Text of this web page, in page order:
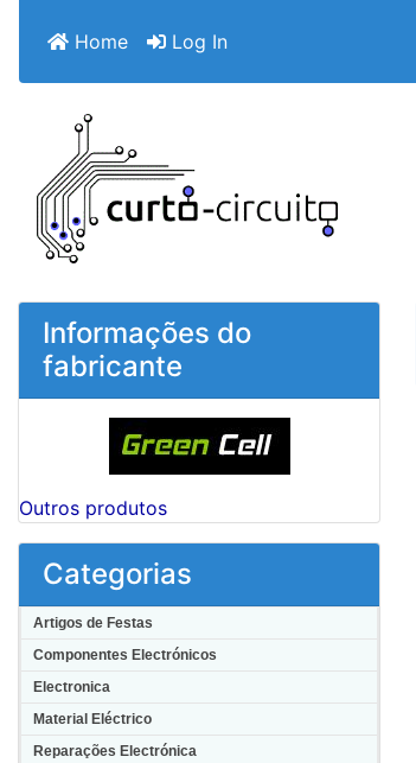
Home Log In
Informações do
fabricante
Outros produtos
Categorias
Artigos de Festas
Componentes Electrónicos
Electronica
Material Eléctrico
Reparações Electrónica